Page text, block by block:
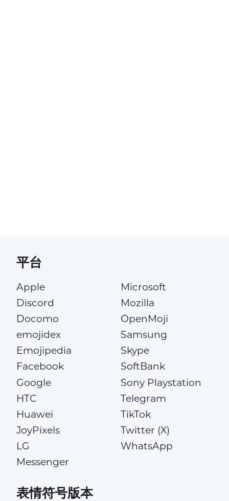
平台
Apple
Discord
Docomo
emojidex
Emojipedia
Facebook
Google
HTC
Huawei
JoyPixels
LG
Messenger
Microsoft
Mozilla
OpenMoji
Samsung
Skype
SoftBank
Sony Playstation
Telegram
TikTok
Twitter (X)
WhatsApp
表情符号版本